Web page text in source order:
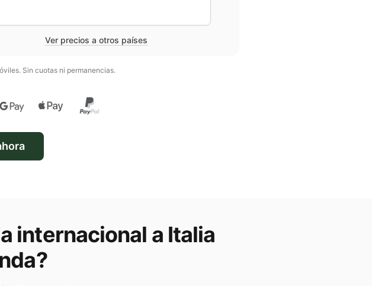
Ver precios a otros países
. Sin cuotas ni permanencias.
internacional a Italia
?